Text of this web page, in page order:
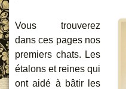
Vous trouverez
dans ces pages nos
premiers chats. Les
étalons et reines qui
ont aidé à bâtir les